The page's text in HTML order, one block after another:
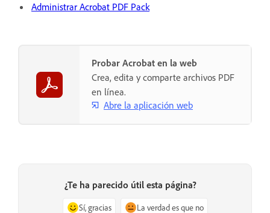
Administrar Acrobat PDF Pack
Probar Acrobat en la web
Crea, edita y comparte archivos PDF
en línea.
Abre la aplicación web
¿Te ha parecido útil esta página?
Sí, gracias La verdad es que no